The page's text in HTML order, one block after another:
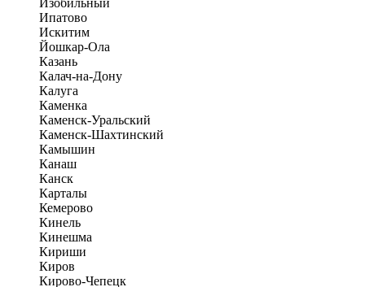
Изобильный
Ипатово
Искитим
Йошкар-Ола
Казань
Калач-на-Дону
Калуга
Каменка
Каменск-Уральский
Каменск-Шахтинский
Камышин
Канаш
Канск
Карталы
Кемерово
Кинель
Кинешма
Кириши
Киров
Кирово-Чепецк